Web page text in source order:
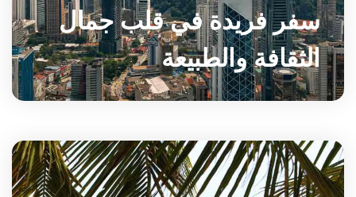
سفر فريدة في قلب جمال
الثقافة والطبيعة